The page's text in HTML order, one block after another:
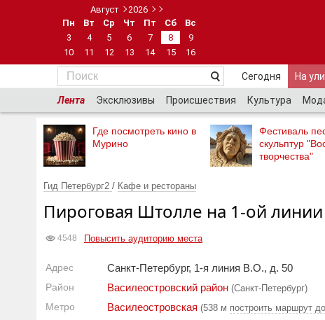
Август
2026
Пн
Вт Ср Чт Пт Сб
Вс
3
4 5 6 7 8
9
10
11 12 13 14 15 16
Сегодня На
Лента Эксклюзивы Происшествия Культура
Где посмотреть кино в
Мурино
Фестиваль
скульптур
творчества"
Гид Петербург2 / Кафе и рестораны
Пироговая Штолле на 1-ой линии
4548 Повысить аудиторию места
Адрес Санкт-Петербург, 1-я линия В.О., д. 50
Район Василеостровский район (Санкт-Петербург)
Метро Василеостровская (538 м построить маршрут